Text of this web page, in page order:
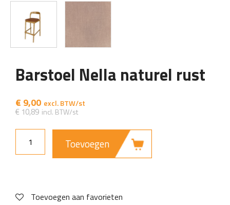
Barstoel Nella naturel rust
€ 9,00
€ 10,89
Toevoegen
Toevoegen aan favorieten